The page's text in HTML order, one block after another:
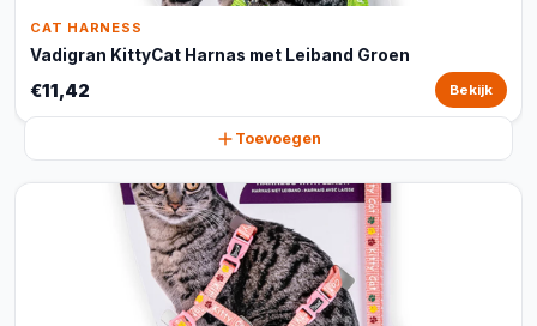
CAT HARNESS
Vadigran KittyCat Harnas met Leiband Groen
€11,42 Bekijk
Toevoegen